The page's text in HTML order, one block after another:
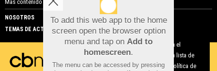
Mas contenido de Costa Blanca Noticias:
NOSOTROS
PUBLICIDAD
TEMAS DE ACTUALIDAD
To add this web app to the home
screen open the browser option
menu and tap on Add to
homescreen.
The menu can be accessed by pressing
Aviso sobre el Uso de cookies:
Utilizamos cookies nuestras y de terceros para el
funcionamiento del digital. Puedes consultar la lista de
cookies y como desconectarlas. Ver nuestra Política de